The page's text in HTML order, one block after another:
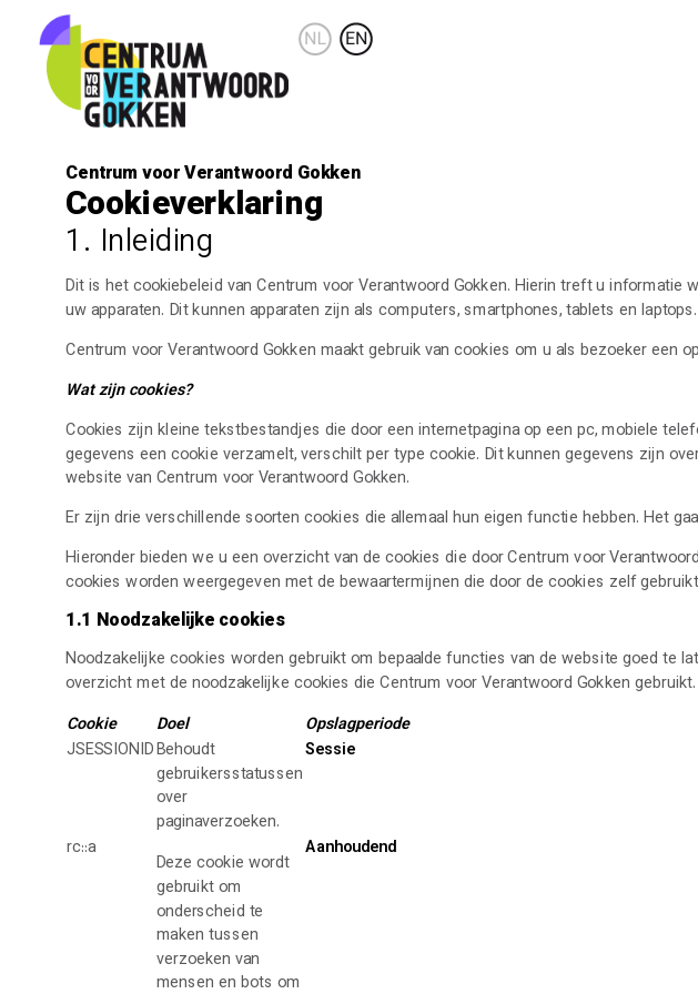
Centrum voor Verantwoord Gokken
Cookieverklaring
1. Inleiding
Dit is het cookiebeleid van Centrum voor Verantwoord Gokken. Hierin treft u
uw apparaten. Dit kunnen apparaten zijn als computers, smartphones, tablets en laptops.
Centrum voor Verantwoord Gokken maakt gebruik van cookies om u als bezoeker een
Wat zijn cookies?
Cookies zijn kleine tekstbestandjes die door een internetpagina op een pc, mobiele
gegevens een cookie verzamelt, verschilt per type cookie. Dit kunnen gegevens zijn
website van Centrum voor Verantwoord Gokken.
Er zijn drie verschillende soorten cookies die allemaal hun eigen functie hebben. Het
Hieronder bieden we u een overzicht van de cookies die door Centrum voor
cookies worden weergegeven met de bewaartermijnen die door de cookies zelf
1.1 Noodzakelijke cookies
Noodzakelijke cookies worden gebruikt om bepaalde functies van de website goed te
overzicht met de noodzakelijke cookies die Centrum voor Verantwoord Gokken
Cookie Doel Opslagperiode
JSESSIONIDBehoudt
gebruikersstatussen
over
paginaverzoeken.
Sessie
rc::a
Deze cookie wordt
gebruikt om
onderscheid te
maken tussen
verzoeken van
mensen en bots om
Aanhoudend